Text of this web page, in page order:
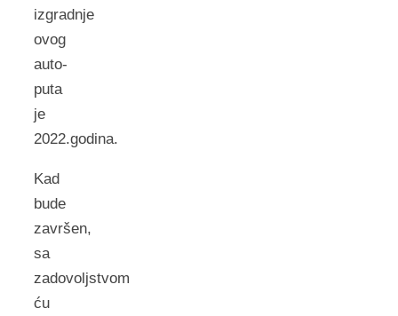
izgradnje
ovog
auto-
puta
je
2022.godina.
Kad
bude
završen,
sa
zadovoljstvom
ću